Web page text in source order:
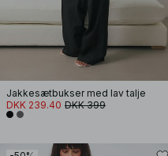
Jakkesætbukser med lav talje
DKK 239.40 DKK 399